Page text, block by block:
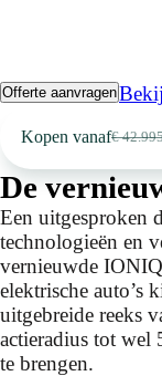
Offerte aanvragen
Kopen vanaf€
De
Een uitgesproken
technologieën en
vernieuwde
elektrische auto’s
uitgebreide reeks
actieradius tot
te brengen.